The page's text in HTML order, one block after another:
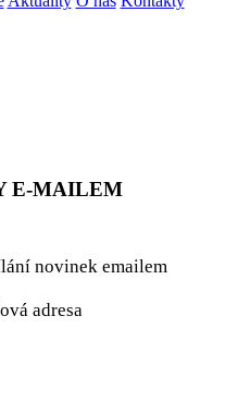
E-MAILEM
novinek emailem
adresa